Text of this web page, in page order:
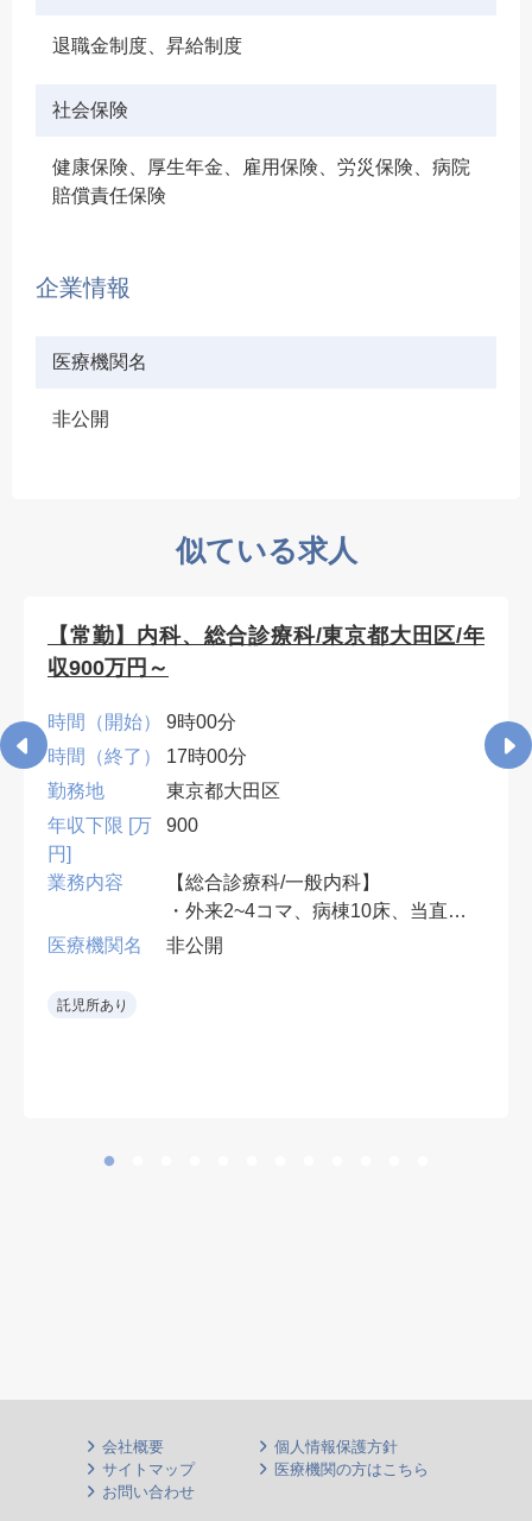
退職金制度、昇給制度
社会保険
健康保険、厚生年金、雇用保険、労災保険、病院
賠償責任保険
企業情報
医療機関名
非公開
似ている求人
【常勤】内科、総合診療科/東京都大田区/年
収900万円～
時間（開始）
9時00分
時間（終了）
17時00分
勤務地
東京都大田区
年収下限 [万
円]
900
業務内容
【総合診療科/一般内科】
・外来2~4コマ、病棟10床、当直無
可、早番遅番有
医療機関名 非公開
託児所あり
会社概要
個人情報保護方針
サイトマップ
医療機関の方はこちら
お問い合わせ